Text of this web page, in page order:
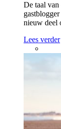
De taal van
nieuw deel
Lees verder